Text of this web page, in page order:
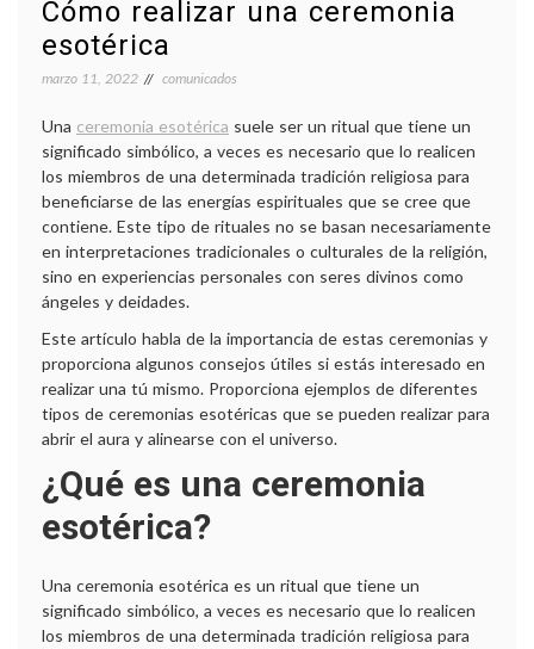
Cómo realizar una ceremonia
esotérica
marzo 11, 2022 comunicados
Una ceremonia esotérica suele ser un ritual que tiene un
significado simbólico, a veces es necesario que lo realicen
los miembros de una determinada tradición religiosa para
beneficiarse de las energías espirituales que se cree que
contiene. Este tipo de rituales no se basan necesariamente
en interpretaciones tradicionales o culturales de la religión,
sino en experiencias personales con seres divinos como
ángeles y deidades.
Este artículo habla de la importancia de estas ceremonias y
proporciona algunos consejos útiles si estás interesado en
realizar una tú mismo. Proporciona ejemplos de diferentes
tipos de ceremonias esotéricas que se pueden realizar para
abrir el aura y alinearse con el universo.
¿Qué es una ceremonia
esotérica?
Una ceremonia esotérica es un ritual que tiene un
significado simbólico, a veces es necesario que lo realicen
los miembros de una determinada tradición religiosa para